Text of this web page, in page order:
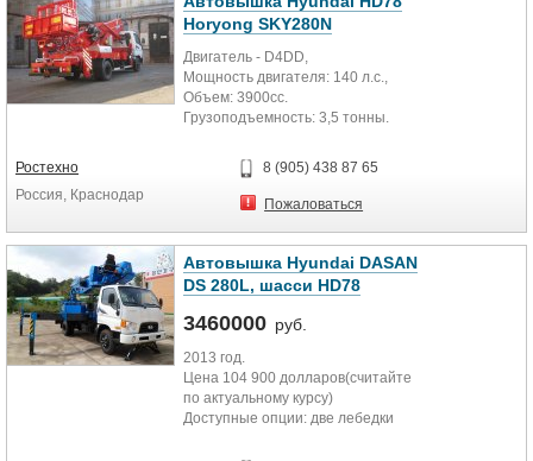
Horyong SKY280N
Двигатель - D4DD,
Мощность двигателя: 140 л.с.,
Объем: 3900cc.
Грузоподъемность: 3,5 тонны.
Трансмиссия (механическая): 5
передних передач и 1 задняя
Габариты автомобиля:ДхШхВ 7400
Комплектация:
- Регулировка рулевой колонки
- Подогрев боковых зеркал
- Магнитола
- Кондиционер
Ростехно
Россия, Краснодар
8 (905) 438 87 65
Пожаловаться
Автовышка Hyundai DASAN
DS 280L, шасси HD78
3460000 руб.
2013 год.
Цена 104 900 долларов(считайте
по актуальному курсу)
Доступные опции: две лебедки